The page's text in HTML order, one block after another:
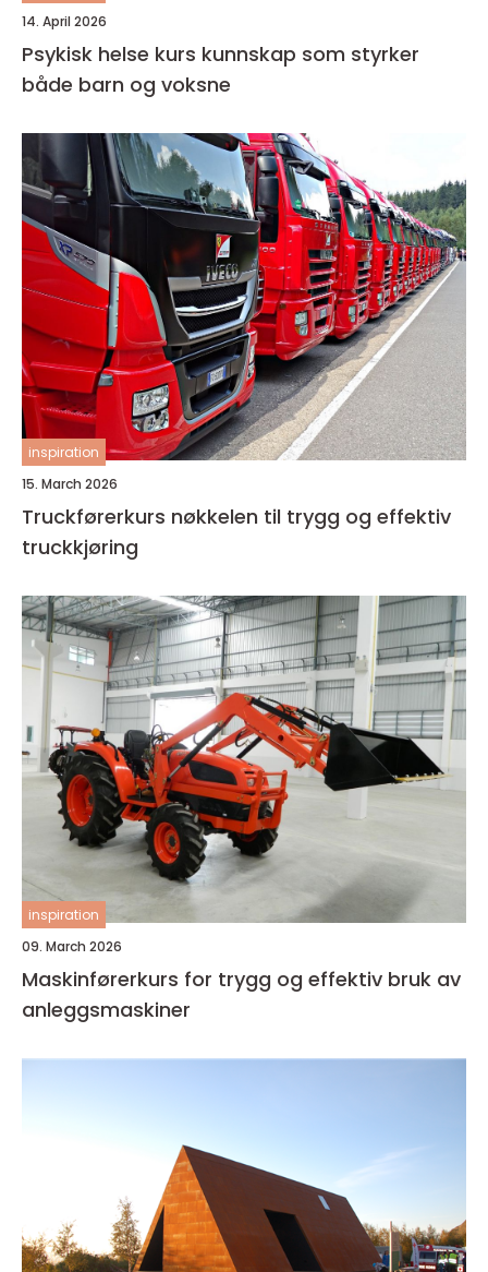
14. April 2026
Psykisk helse kurs kunnskap som styrker
både barn og voksne
inspiration
15. March 2026
Truckførerkurs nøkkelen til trygg og effektiv
truckkjøring
inspiration
09. March 2026
Maskinførerkurs for trygg og effektiv bruk av
anleggsmaskiner